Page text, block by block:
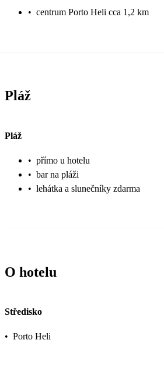
• centrum Porto Heli cca 1,2 km
Pláž
Pláž
• přímo u hotelu
• bar na pláži
• lehátka a slunečníky zdarma
O hotelu
Středisko
• Porto Heli